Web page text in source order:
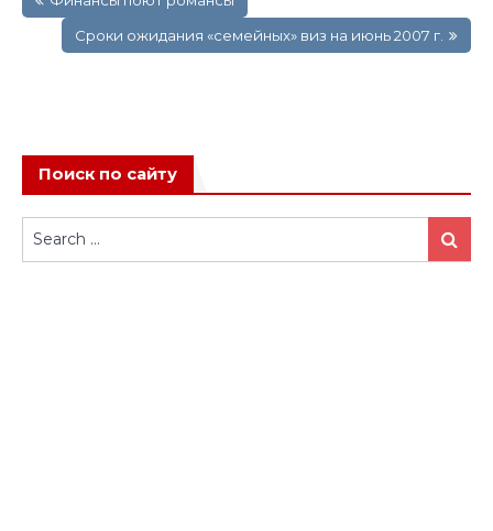
по
записямСроки ожидания «семейных» виз на июнь 2007 г.
Поиск по сайту
Search
for:
Search